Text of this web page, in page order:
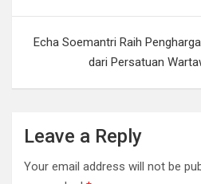
Echa Soemantri Raih
dari Persatuan
Leave a Reply
Your email address will not be